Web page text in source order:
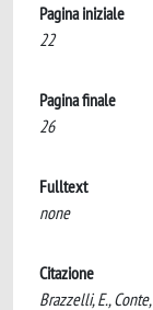
Pagina iniziale
22
Pagina finale
26
Fulltext
none
Citazione
Brazzelli, E.,